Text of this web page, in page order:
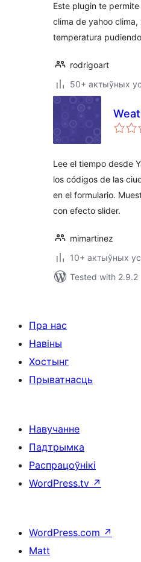
Este plugin te
clima de yahoo clima,
temperatura
rodrigoart
50+ актыўных
Lee el tiempo desde
los códigos de las
en el formulario.
con efecto slider.
mimartinez
10+ актыўных
Tested with 2.9.2
Пра нас
Навіны
Хостынг
Прыватнасць
Навучанне
Падтрымка
Распрацоўнікі
WordPress.tv ↗
WordPress.com ↗
Matt